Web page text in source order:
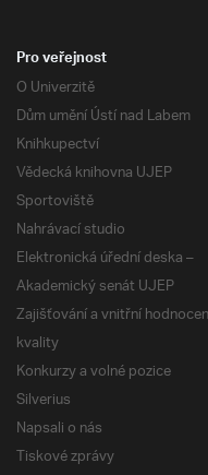
Pro veřejnost
O Univerzitě
Dům umění Ústí nad Labem
Knihkupectví
Vědecká knihovna UJEP
Sportoviště
Nahrávací studio
Elektronická úřední deska –
Akademický senát UJEP
Zajišťování a vnitřní
kvality
Konkurzy a volné pozice
Silverius
Napsali o nás
Tiskové zprávy